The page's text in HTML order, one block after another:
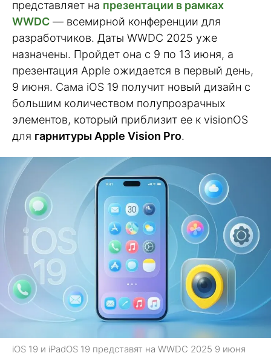
представляет на презентации в рамках
WWDC — всемирной конференции для
разработчиков. Даты WWDC 2025 уже
назначены. Пройдет она с 9 по 13 июня, а
презентация Apple ожидается в первый день,
9 июня. Сама iOS 19 получит новый дизайн с
большим количеством полупрозрачных
элементов, который приблизит ее к visionOS
для гарнитуры Apple Vision Pro.
iOS 19 и iPadOS 19 представят на WWDC 2025 9 июня